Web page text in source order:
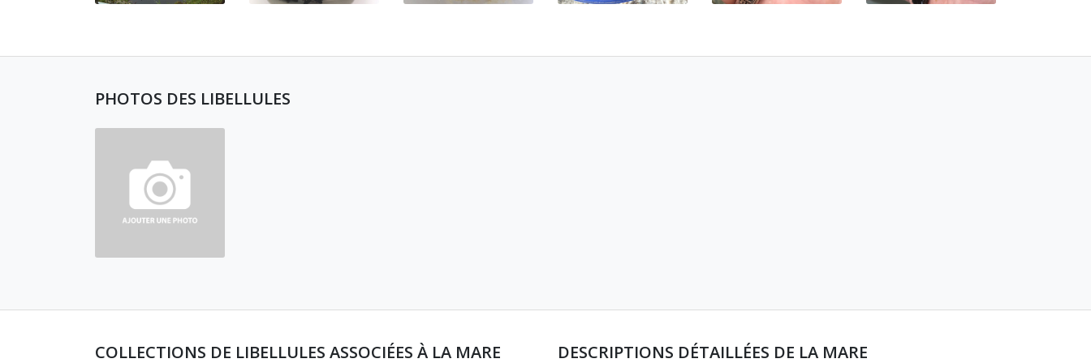
PHOTOS DES LIBELLULES
COLLECTIONS DE LIBELLULES ASSOCIÉES À LA MARE DESCRIPTIONS DÉTAILLÉES DE LA MARE